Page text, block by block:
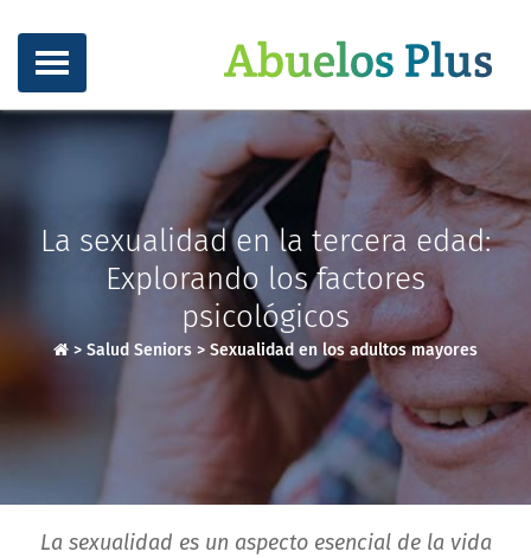
La sexualidad en la tercera edad:
Explorando los factores
psicológicos
> Salud Seniors > Sexualidad en los adultos mayores
La sexualidad es un aspecto esencial de la vida